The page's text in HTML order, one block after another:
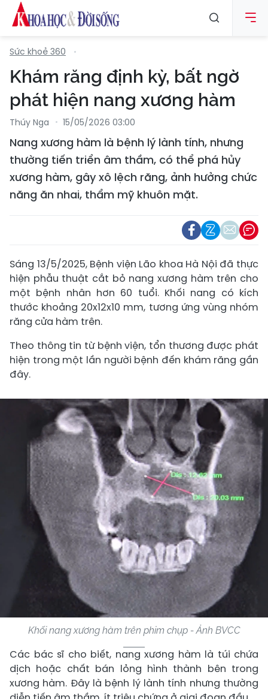
Sức khoẻ 360
Khám răng định kỳ, bất ngờ
phát hiện nang xương hàm
Thúy Nga 15/05/2026 03:00
Nang xương hàm là bệnh lý lành tính, nhưng
thường tiến triển âm thầm, có thể phá hủy
xương hàm, gây xô lệch răng, ảnh hưởng chức
năng ăn nhai, thẩm mỹ khuôn mặt.
Sáng 13/5/2025, Bệnh viện Lão khoa Hà Nội đã thực
hiện phẫu thuật cắt bỏ nang xương hàm trên cho
một bệnh nhân hơn 60 tuổi. Khối nang có kích
thước khoảng 20x12x10 mm, tương ứng vùng nhóm
răng cửa hàm trên.
Theo thông tin từ bệnh viện, tổn thương được phát
hiện trong một lần người bệnh đến khám răng gần
đây.
Khối nang xương hàm trên phim chụp - Ảnh BVCC
Các bác sĩ cho biết, nang xương hàm là túi chứa
dịch hoặc chất bán lỏng hình thành bên trong
xương hàm. Đây là bệnh lý lành tính nhưng thường